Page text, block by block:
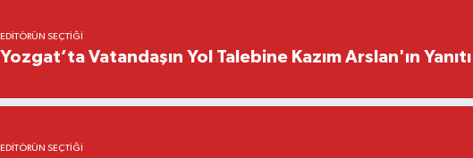
EDITÖRÜN SEÇTIĞI
Yozgat’ta Vatandaşın Yol Talebine Kazım Arslan'ın Yanıtı
EDITÖRÜN SEÇTIĞI